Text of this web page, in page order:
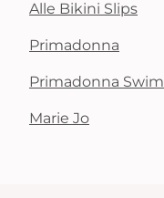
Alle Bikini Slips
Primadonna
Primadonna Swim
Marie Jo